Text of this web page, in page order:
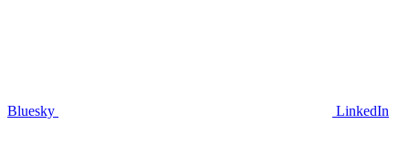
Bluesky LinkedIn